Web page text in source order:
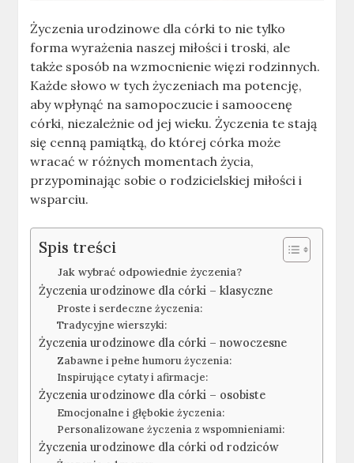
Życzenia urodzinowe dla córki to nie tylko
forma wyrażenia naszej miłości i troski, ale
także sposób na wzmocnienie więzi rodzinnych.
Każde słowo w tych życzeniach ma potencję,
aby wpłynąć na samopoczucie i samoocenę
córki, niezależnie od jej wieku. Życzenia te stają
się cenną pamiątką, do której córka może
wracać w różnych momentach życia,
przypominając sobie o rodzicielskiej miłości i
wsparciu.
Spis treści
Jak wybrać odpowiednie życzenia?
Życzenia urodzinowe dla córki – klasyczne
Proste i serdeczne życzenia:
Tradycyjne wierszyki:
Życzenia urodzinowe dla córki – nowoczesne
Zabawne i pełne humoru życzenia:
Inspirujące cytaty i afirmacje:
Życzenia urodzinowe dla córki – osobiste
Emocjonalne i głębokie życzenia:
Personalizowane życzenia z wspomnieniami:
Życzenia urodzinowe dla córki od rodziców